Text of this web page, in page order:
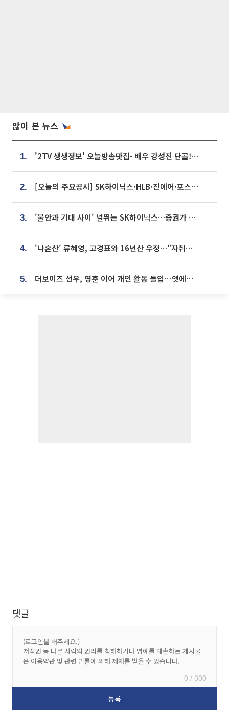
많이 본 뉴스
1. '2TV 생생정보' 오늘방송맛집- 배우 강성진 단골! 쌀국수ㆍ푸팟퐁 커리 맛집 '블○○○'
2. [오늘의 주요공시] SK하이닉스·HLB·진에어·포스코홀딩스·네이버·대우건설 등
3. '불안과 기대 사이' 널뛰는 SK하이닉스…증권가 "HBM4·LTA 기반 펀터멘털 견고"
4. '나혼산' 류혜영, 고경표와 16년산 우정…"자취방서 부모님과 마주쳐"
5. 더보이즈 선우, 영훈 이어 개인 활동 돌입⋯앳에어리어와 전속계약
댓글
0 / 300